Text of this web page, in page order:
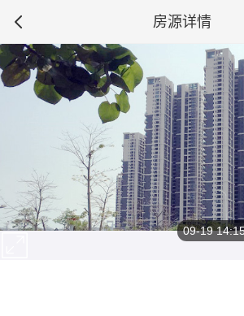
房源详情
09-19